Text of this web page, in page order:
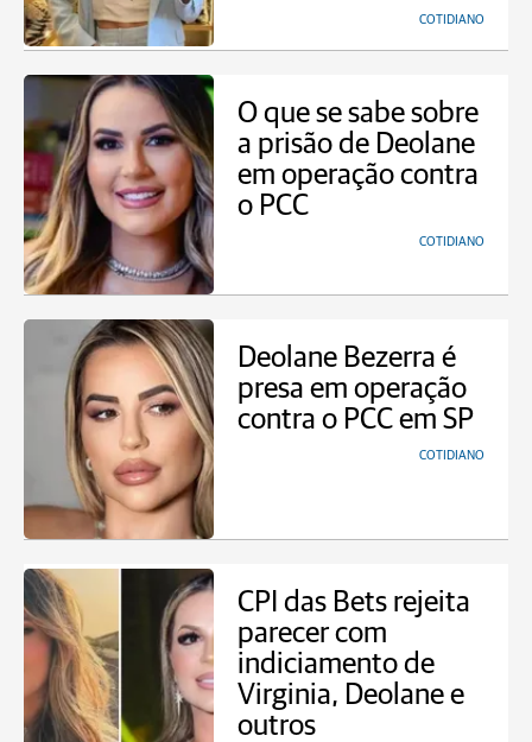
COTIDIANO
O que se sabe sobre
a prisão de Deolane
em operação contra
o PCC
COTIDIANO
Deolane Bezerra é
presa em operação
contra o PCC em SP
COTIDIANO
CPI das Bets rejeita
parecer com
indiciamento de
Virginia, Deolane e
outros